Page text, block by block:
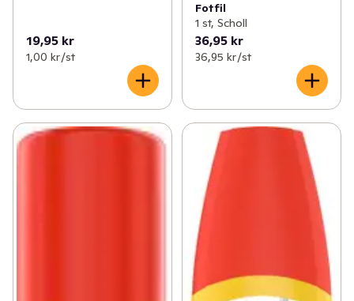
19,95 kr
1,00 kr /st
Fotfil
1 st, Scholl
36,95 kr
36,95 kr /st